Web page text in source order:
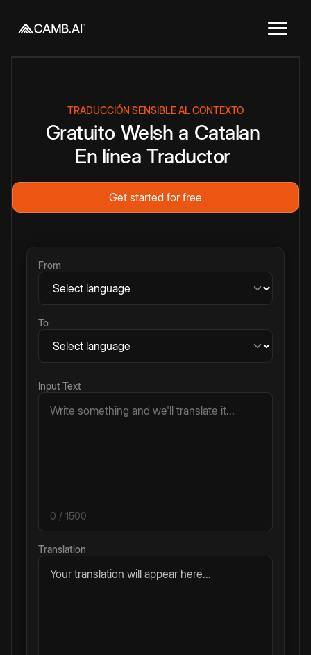
TRADUCCIÓN SENSIBLE AL CONTEXTO
Gratuito Welsh a Catalan
En línea Traductor
Get started for free
From
To
Input Text
0 / 1500
Translation
Your translation will appear here...